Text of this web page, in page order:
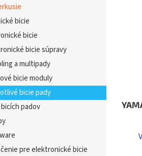
bicie
bicie
bicie súpravy
a multipady
bicie moduly
bicie pady
padov
pre elektronické bicie